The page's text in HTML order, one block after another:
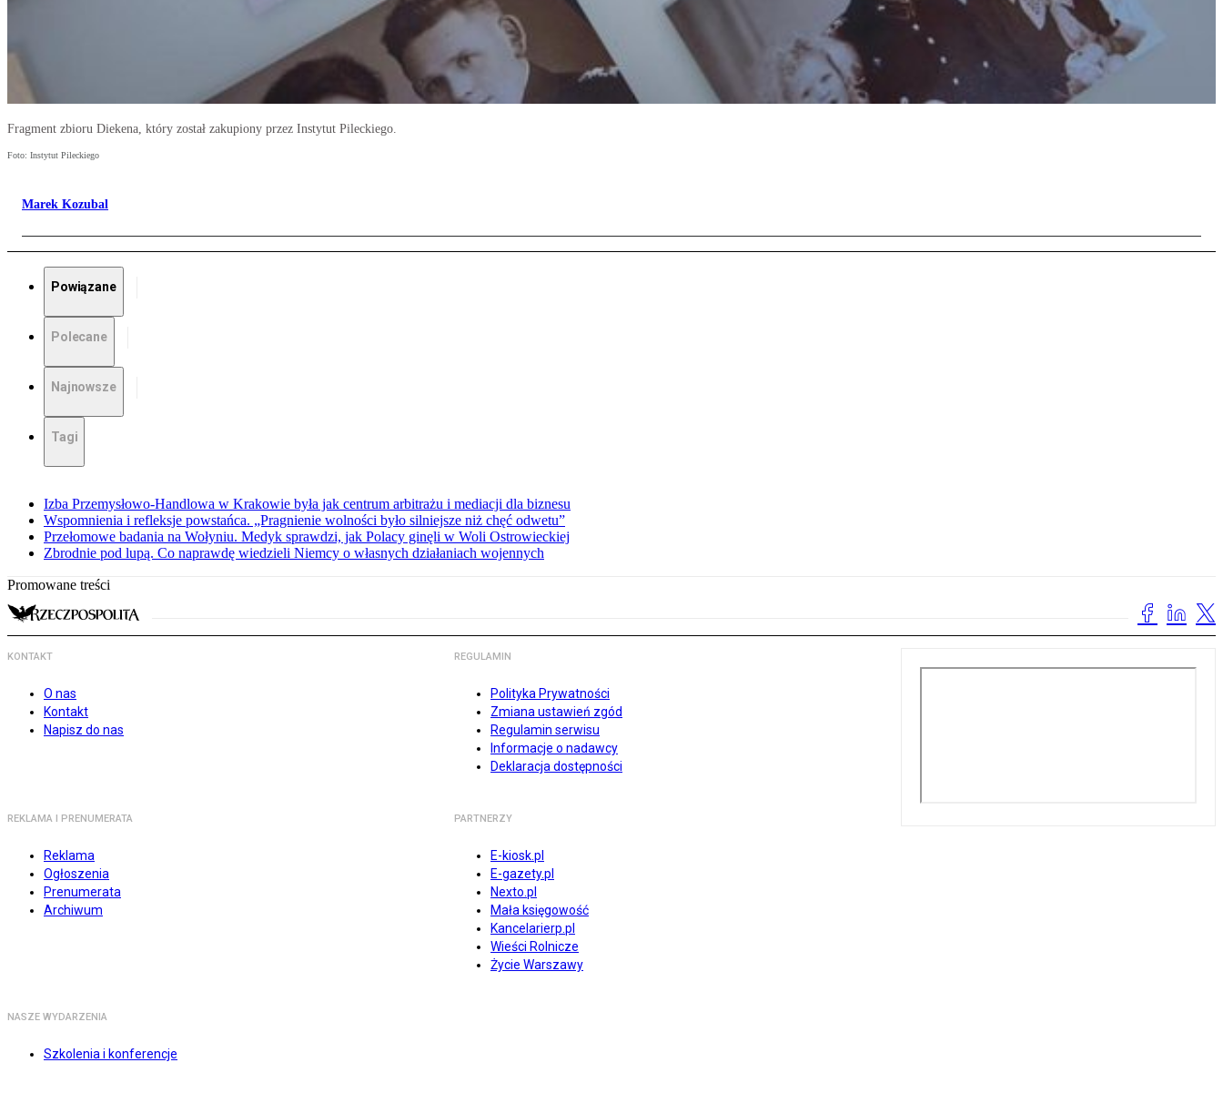
Fragment zbioru Diekena, który został zakupiony przez Instytut Pileckiego.
Foto: Instytut Pileckiego
Marek Kozubal
Powiązane
Polecane
Najnowsze
Tagi
Izba Przemysłowo-Handlowa w Krakowie była jak centrum arbitrażu i mediacji dla biznesu
Wspomnienia i refleksje powstańca. „Pragnienie wolności było silniejsze niż chęć odwetu”
Przełomowe badania na Wołyniu. Medyk sprawdzi, jak Polacy ginęli w Woli Ostrowieckiej
Zbrodnie pod lupą. Co naprawdę wiedzieli Niemcy o własnych działaniach wojennych
Promowane treści
KONTAKT
O nas
Kontakt
Napisz do nas
REGULAMIN
Polityka Prywatności
Zmiana ustawień zgód
Regulamin serwisu
Informacje o nadawcy
Deklaracja dostępności
REKLAMA I PRENUMERATA
Reklama
Ogłoszenia
Prenumerata
Archiwum
PARTNERZY
E-kiosk.pl
E-gazety.pl
Nexto.pl
Mała księgowość
Kancelarierp.pl
Wieści Rolnicze
Życie Warszawy
NASZE WYDARZENIA
Szkolenia i konferencje